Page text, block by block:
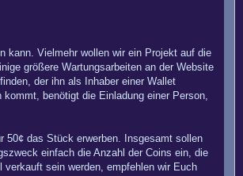
kann. Vielmehr wollen wir ein Projekt auf die
größere Wartungsarbeiten an der Website
der ihn als Inhaber einer Wallet
benötigt die Einladung einer Person,
50¢ das Stück erwerben. Insgesamt sollen
einfach die Anzahl der Coins ein, die
sein werden, empfehlen wir Euch